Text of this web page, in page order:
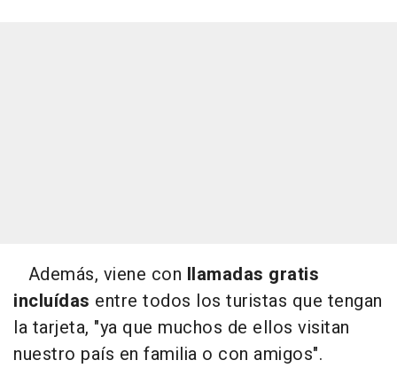
Además, viene con llamadas gratis
incluídas entre todos los turistas que tengan
la tarjeta, "ya que muchos de ellos visitan
nuestro país en familia o con amigos".